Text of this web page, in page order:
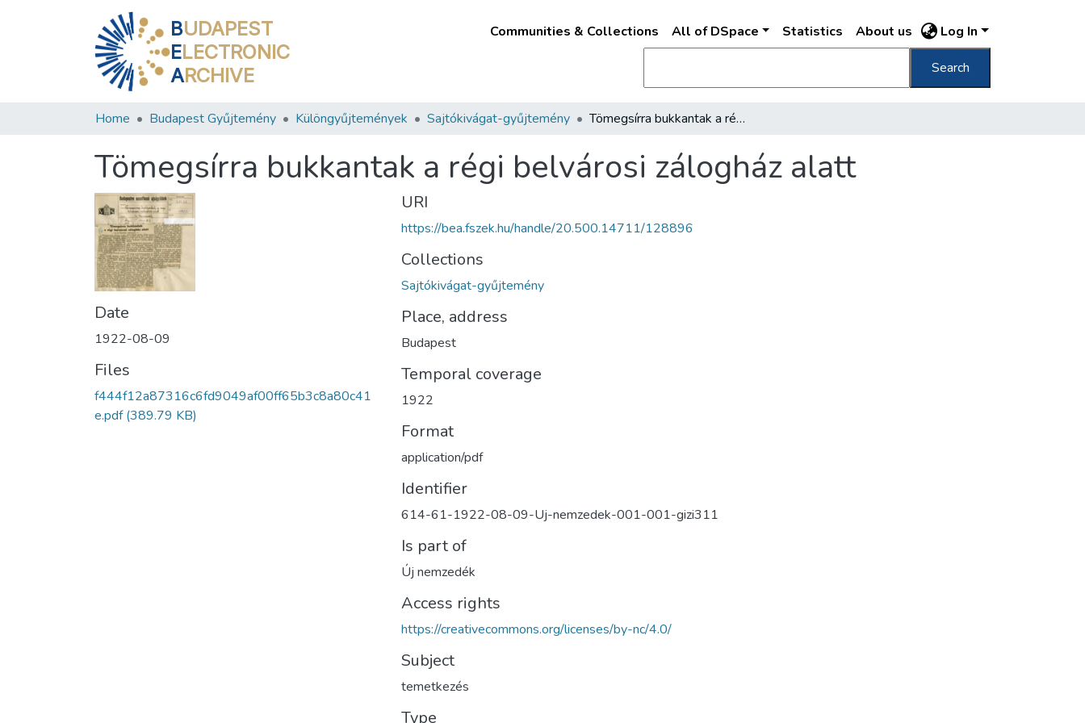
BUDAPEST
ELECTRONIC
ARCHIVE
Communities & Collections All of DSpace Statistics About us Log In
Search
Home Budapest Gyűjtemény Különgyűjtemények Sajtókivágat-gyűjtemény Tömegsírra bukkantak a régi belvárosi zálogház alatt
Tömegsírra bukkantak a régi belvárosi zálogház alatt
Date
1922-08-09
Files
f444f12a87316c6fd9049af00ff65b3c8a80c41
e.pdf(389.79 KB)
URI
https://bea.fszek.hu/handle/20.500.14711/128896
Collections
Sajtókivágat-gyűjtemény
Place, address
Budapest
Temporal coverage
1922
Format
application/pdf
Identifier
614-61-1922-08-09-Uj-nemzedek-001-001-gizi311
Is part of
Új nemzedék
Access rights
https://creativecommons.org/licenses/by-nc/4.0/
Subject
temetkezés
Type